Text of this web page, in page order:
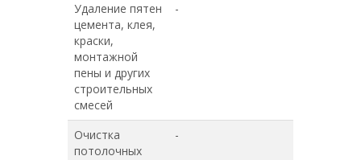
Удаление пятен
цемента, клея,
краски,
монтажной
пены и других
строительных
смесей
-
Очистка
потолочных
-